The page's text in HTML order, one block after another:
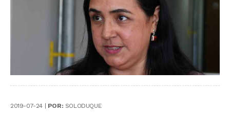
2019-07-24 | POR: SOLODUQUE